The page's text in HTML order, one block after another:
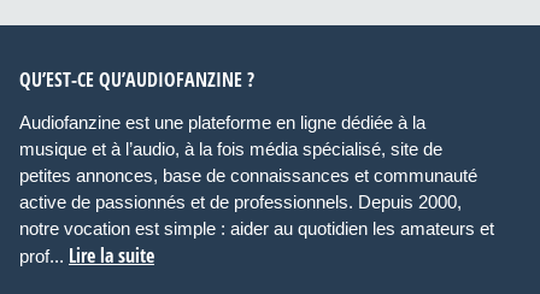
QU’EST-CE QU’AUDIOFANZINE ?
Audiofanzine est une plateforme en ligne dédiée à la
musique et à l’audio, à la fois média spécialisé, site de
petites annonces, base de connaissances et communauté
active de passionnés et de professionnels. Depuis 2000,
notre vocation est simple : aider au quotidien les amateurs et
prof... Lire la suite